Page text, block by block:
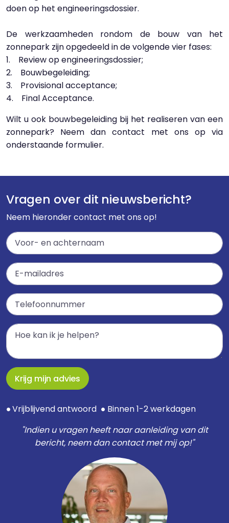
doen op het engineeringsdossier.
De werkzaamheden rondom de bouw van het
zonnepark zijn opgedeeld in de volgende vier fases:
1. Review op engineeringsdossier;
2. Bouwbegeleiding;
3. Provisional acceptance;
4. Final Acceptance.
Wilt u ook bouwbegeleiding bij het realiseren van een
zonnepark? Neem dan contact met ons op via
onderstaande formulier.
Vragen over dit nieuwsbericht?
Neem hieronder contact met ons op!
Krijg mijn advies
● Vrijblijvend antwoord ● Binnen 1-2 werkdagen
"Indien u vragen heeft naar aanleiding van dit
bericht, neem dan contact met mij op!"